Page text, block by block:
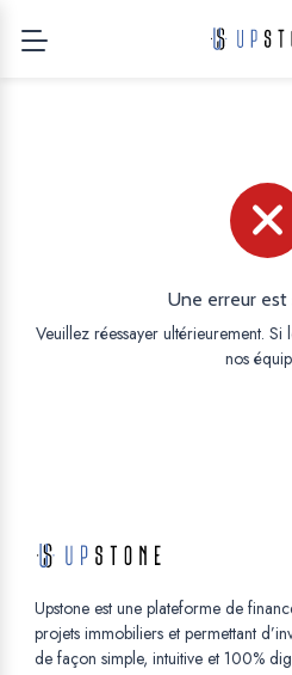
Une erreur est
Veuillez réessayer ultérieurement.
nos
Upstone est une plateforme de
projets immobiliers et permettant
de façon simple, intuitive et 100%